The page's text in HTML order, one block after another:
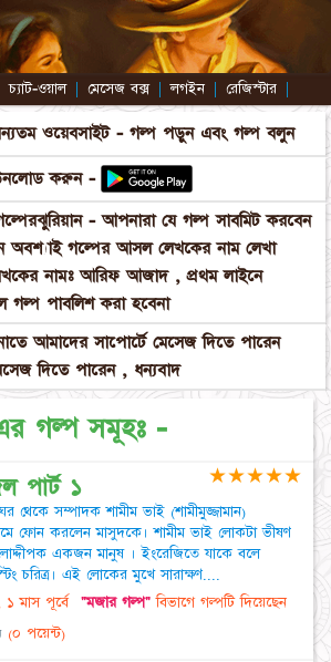
চ্যাট-ওয়াল | মেসেজ বক্স | লগইন | রেজিস্টার |
ওয়েবসাইট - গল্প পড়ুন এবং গল্প বলুন
করুন -
- আপনারা যে গল্প সাবমিট করবেন
অবশ্যাই গল্পের আসল লেখকের নাম লেখা
নামঃ আরিফ আজাদ , প্রথম লাইনে
গল্প পাবলিশ করা হবেনা
আমাদের সাপোর্টে মেসেজ দিতে পারেন
দিতে পারেন , ধন্যবাদ
গল্প সমূহঃ -
পার্ট ১
থেকে সম্পাদক শামীম ভাই (শামীমুজ্জামান)
ফোন করলেন মাসুদকে। শামীম ভাই লোকটা ভীষণ
একজন মানুষ । ইংরেজিতে যাকে বলে
চরিত্র। এই লোকের মুখে সারাক্ষণ....
মাস পূর্বে "মজার গল্প"বিভাগে গল্পটি দিয়েছেন
(০ পয়েন্ট)
★★★★★